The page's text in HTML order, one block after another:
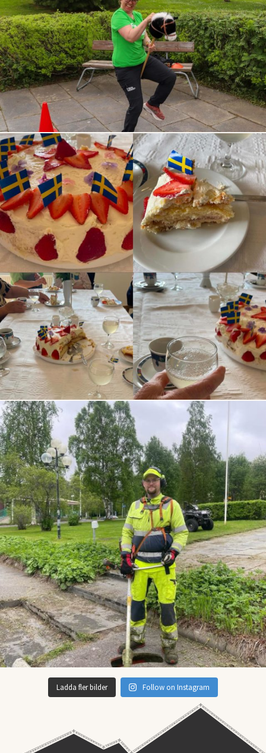
Ladda fler bilder Follow on Instagram